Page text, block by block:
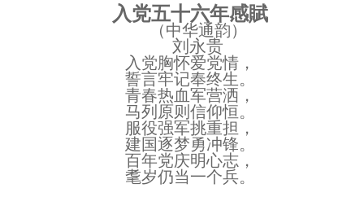
入党五十六年感賦
（中华通韵）
刘永贵
入党胸怀爱党情，
誓言牢记奉终生。
青春热血军营洒，
马列原则信仰恒。
服役强军挑重担，
建国逐梦勇冲锋。
百年党庆明心志，
耄岁仍当一个兵。